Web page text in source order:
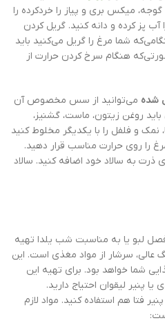
گوجه، میکس بری و پیاز را خردکرده را
آب پز کرده و دانه کنید. گریل کردن
شما مرغ را گریل می‌کنید باید
هنگام سرخ کردن حرارت از
شده می‌توانید از سس مخصوص آن
روغن زیتون، ماست، گشنیز،
نمک و فلفل را با یکدیگر مخلوط کنید
را روی حرارت مناسب قرار دهید.
ذرت به سالاد خود اضافه کنید. سالاد
فصل لبو یا به مناسبت شب یلدا تهیه
عالی، سرشار از مواد مغذی است. این
شما خواهد بود. برای تهیه این
یا پنیر لیقوان احتیاج دارید.
فتا هم استفاده کنید. مواد لازم